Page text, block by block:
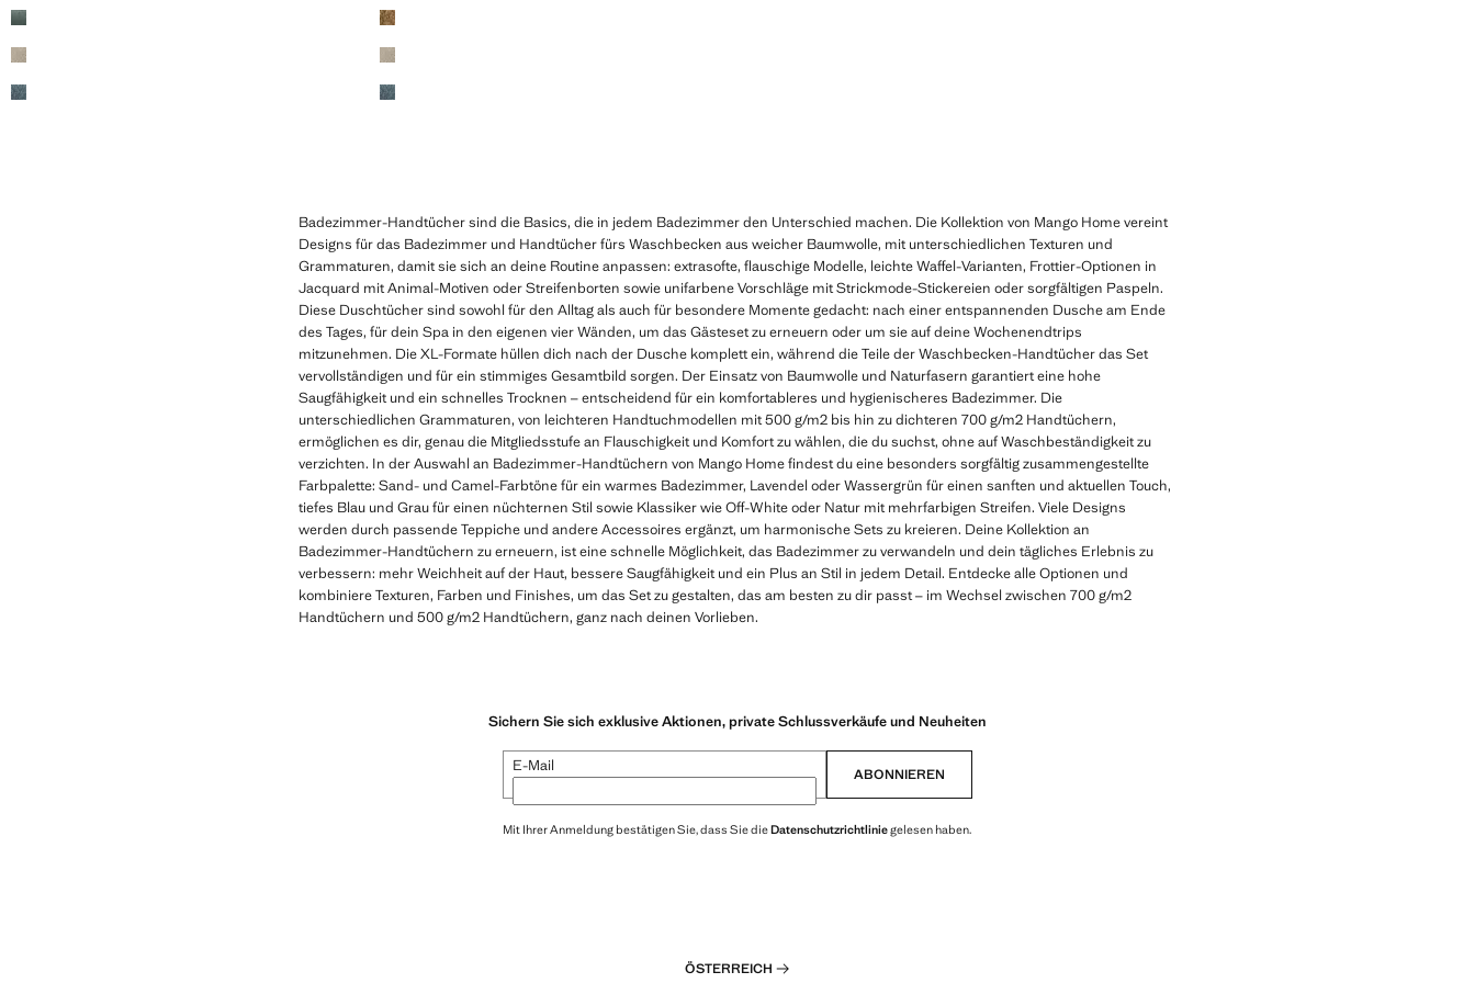
Badezimmer-Handtücher sind die Basics, die in jedem Badezimmer den Unterschied machen. Die Kollektion von Mango Home vereint
Designs für das Badezimmer und Handtücher fürs Waschbecken aus weicher Baumwolle, mit unterschiedlichen Texturen und
Grammaturen, damit sie sich an deine Routine anpassen: extrasofte, flauschige Modelle, leichte Waffel-Varianten, Frottier-Optionen in
Jacquard mit Animal-Motiven oder Streifenborten sowie unifarbene Vorschläge mit Strickmode-Stickereien oder sorgfältigen Paspeln.
Diese Duschtücher sind sowohl für den Alltag als auch für besondere Momente gedacht: nach einer entspannenden Dusche am Ende
des Tages, für dein Spa in den eigenen vier Wänden, um das Gästeset zu erneuern oder um sie auf deine Wochenendtrips
mitzunehmen. Die XL-Formate hüllen dich nach der Dusche komplett ein, während die Teile der Waschbecken-Handtücher das Set
vervollständigen und für ein stimmiges Gesamtbild sorgen. Der Einsatz von Baumwolle und Naturfasern garantiert eine hohe
Saugfähigkeit und ein schnelles Trocknen – entscheidend für ein komfortableres und hygienischeres Badezimmer. Die
unterschiedlichen Grammaturen, von leichteren Handtuchmodellen mit 500 g/m2 bis hin zu dichteren 700 g/m2 Handtüchern,
ermöglichen es dir, genau die Mitgliedsstufe an Flauschigkeit und Komfort zu wählen, die du suchst, ohne auf Waschbeständigkeit zu
verzichten. In der Auswahl an Badezimmer-Handtüchern von Mango Home findest du eine besonders sorgfältig zusammengestellte
Farbpalette: Sand- und Camel-Farbtöne für ein warmes Badezimmer, Lavendel oder Wassergrün für einen sanften und aktuellen Touch,
tiefes Blau und Grau für einen nüchternen Stil sowie Klassiker wie Off-White oder Natur mit mehrfarbigen Streifen. Viele Designs
werden durch passende Teppiche und andere Accessoires ergänzt, um harmonische Sets zu kreieren. Deine Kollektion an
Badezimmer-Handtüchern zu erneuern, ist eine schnelle Möglichkeit, das Badezimmer zu verwandeln und dein tägliches Erlebnis zu
verbessern: mehr Weichheit auf der Haut, bessere Saugfähigkeit und ein Plus an Stil in jedem Detail. Entdecke alle Optionen und
kombiniere Texturen, Farben und Finishes, um das Set zu gestalten, das am besten zu dir passt – im Wechsel zwischen 700 g/m2
Handtüchern und 500 g/m2 Handtüchern, ganz nach deinen Vorlieben.
Sichern Sie sich exklusive Aktionen, private Schlussverkäufe und Neuheiten
E-Mail ABONNIEREN
Mit Ihrer Anmeldung bestätigen Sie, dass Sie dieDatenschutzrichtliniegelesen haben.
ÖSTERREICH